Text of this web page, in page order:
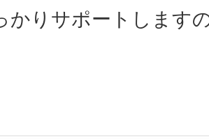
かりサポートします